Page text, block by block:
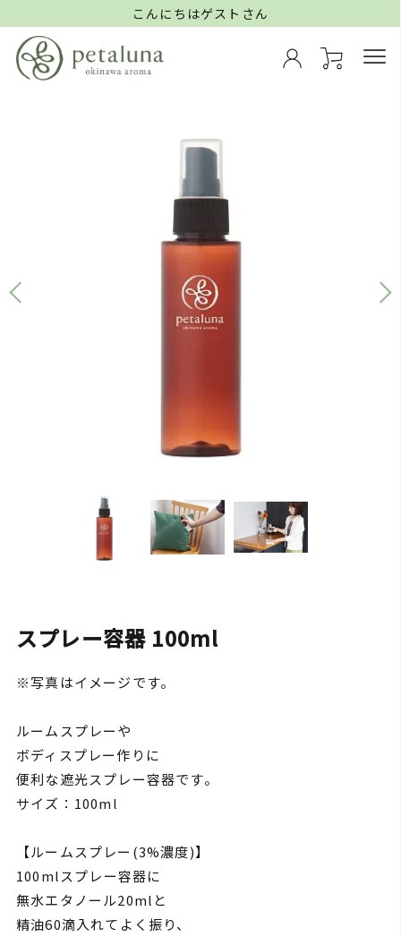
こんにちはゲストさん
スプレー容器 100ml
※写真はイメージです。
ルームスプレーや
ボディスプレー作りに
便利な遮光スプレー容器です。
サイズ：100ml
【ルームスプレー(3%濃度)】
100mlスプレー容器に
無水エタノール20mlと
精油60滴入れてよく振り、